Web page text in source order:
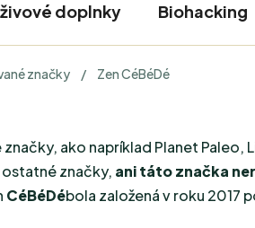
doplnky Biohacking
značky / Zen CéBéDé
ako napríklad Planet Paleo,
značky, ani táto značka
CéBéDébola založená v roku 2017